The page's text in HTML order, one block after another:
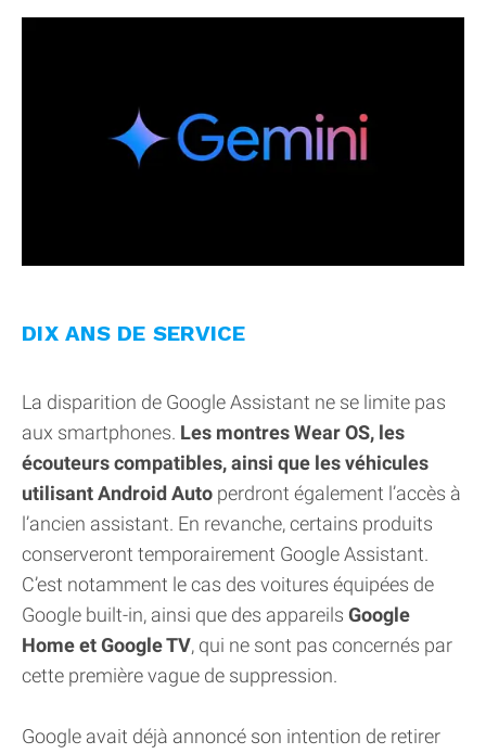
DIX ANS DE SERVICE
La disparition de Google Assistant ne se limite pas
aux smartphones. Les montres Wear OS, les
écouteurs compatibles, ainsi que les véhicules
utilisant Android Auto perdront également l’accès à
l’ancien assistant. En revanche, certains produits
conserveront temporairement Google Assistant.
C’est notamment le cas des voitures équipées de
Google built-in, ainsi que des appareils Google
Home et Google TV, qui ne sont pas concernés par
cette première vague de suppression.
Google avait déjà annoncé son intention de retirer